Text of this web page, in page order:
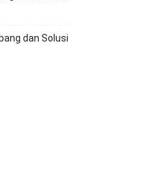
dan Solusi